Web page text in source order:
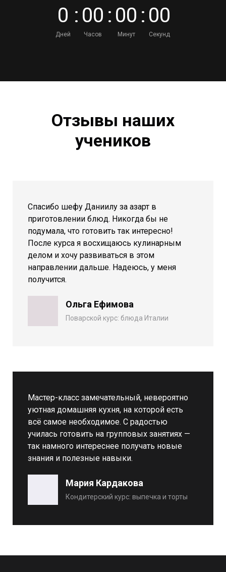
0
Дней
: 00
Часов
: 00
Минут
: 00
Секунд
Отзывы наших
учеников
Спасибо шефу Даниилу за азарт в
приготовлении блюд. Никогда бы не
подумала, что готовить так интересно!
После курса я восхищаюсь кулинарным
делом и хочу развиваться в этом
направлении дальше. Надеюсь, у меня
получится.
Ольга Ефимова
Поварской курс: блюда Италии
Мастер-класс замечательный, невероятно
уютная домашняя кухня, на которой есть
всё самое необходимое. С радостью
училась готовить на групповых занятиях —
так намного интереснее получать новые
знания и полезные навыки.
Мария Кардакова
Кондитерский курс: выпечка и торты